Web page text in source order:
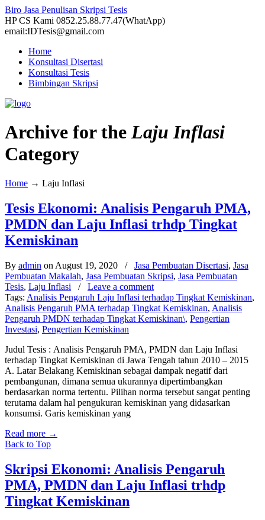
Biro Jasa Penulisan Skripsi Tesis
HP CS Kami 0852.25.88.77.47(WhatApp)
email:IDTesis@gmail.com
Home
Konsultasi Disertasi
Konsultasi Tesis
Bimbingan Skripsi
Archive for theLaju Inflasi
Category
Home → Laju Inflasi
Tesis Ekonomi: Analisis Pengaruh PMA,
PMDN dan Laju Inflasi trhdp Tingkat
Kemiskinan
By admin on August 19, 2020 / Jasa Pembuatan Disertasi, Jasa
Pembuatan Makalah, Jasa Pembuatan Skripsi, Jasa Pembuatan
Tesis, Laju Inflasi / Leave a comment
Tags: Analisis Pengaruh Laju Inflasi terhadap Tingkat Kemiskinan,
Analisis Pengaruh PMA terhadap Tingkat Kemiskinan, Analisis
Pengaruh PMDN terhadap Tingkat Kemiskinan\, Pengertian
Investasi, Pengertian Kemiskinan
Judul Tesis : Analisis Pengaruh PMA, PMDN dan Laju Inflasi
terhadap Tingkat Kemiskinan di Jawa Tengah tahun 2010 – 2015
A. Latar Belakang Kemiskinan sebagai dampak negatif dari
pembangunan, dimana semua ukurannya dipertimbangkan
berdasarkan norma tertentu. Pilihan norma tersebut sangat penting
terutama dalam hal pengukuran kemiskinan yang didasarkan
konsumsi. Garis kemiskinan yang
Read more →
Back to Top
Skripsi Ekonomi: Analisis Pengaruh
PMA, PMDN dan Laju Inflasi trhdp
Tingkat Kemiskinan